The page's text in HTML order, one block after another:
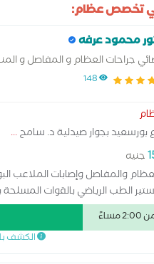
تخصص عظام:
محمود عرفه
جراحات العظام و المفاصل و
148
بورسعيد بجوار صيدلية د. سامح...
جنيه
والمفاصل وإصابات الملاعب
الطب الرياضي بالقوات المسلحة
الكشف